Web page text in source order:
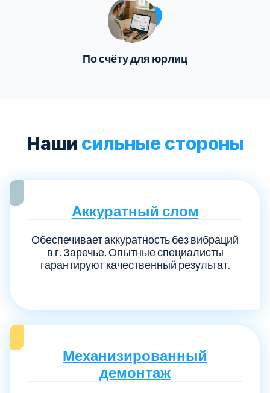
По счёту для юрлиц
Наши сильные стороны
Аккуратный слом
Обеспечивает аккуратность без вибраций
в г. Заречье. Опытные специалисты
гарантируют качественный результат.
Механизированный
демонтаж